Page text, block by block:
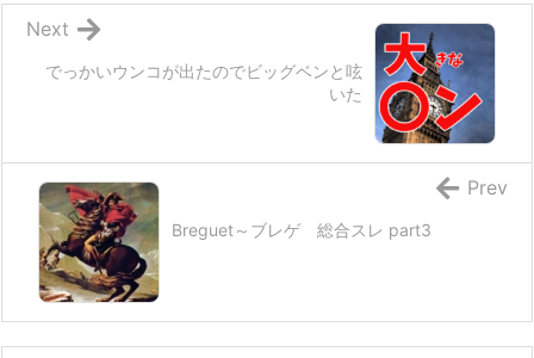
でっかいウンコが出たのでビッグベンと呟
いた
Next
Breguet～ブレゲ 総合スレ part3
Prev